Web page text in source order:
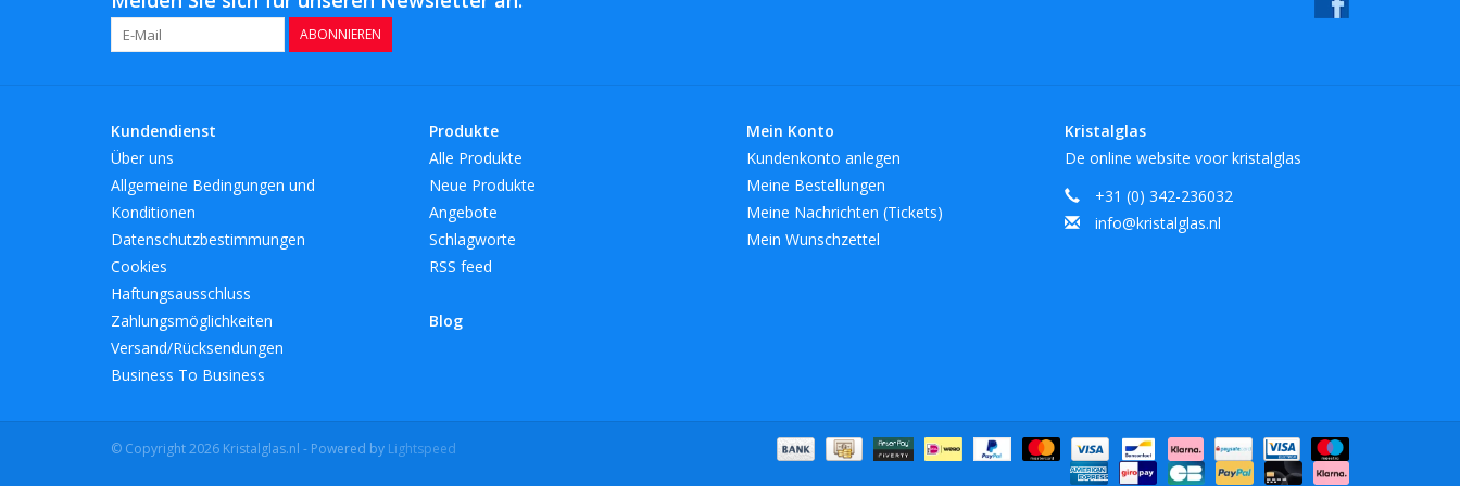
ABONNIEREN
Kundendienst
Über uns
Allgemeine Bedingungen und
Konditionen
Datenschutzbestimmungen
Cookies
Haftungsausschluss
Zahlungsmöglichkeiten
Versand/Rücksendungen
Business To Business
Produkte
Alle Produkte
Neue Produkte
Angebote
Schlagworte
RSS feed
Blog
Mein Konto
Kundenkonto anlegen
Meine Bestellungen
Meine Nachrichten (Tickets)
Mein Wunschzettel
Kristalglas
De online website voor kristalglas
+31 (0) 342-236032
info@kristalglas.nl
© Copyright 2026 Kristalglas.nl - Powered by Lightspeed